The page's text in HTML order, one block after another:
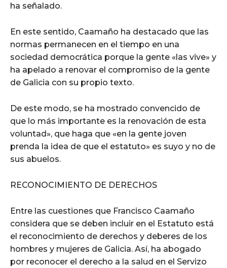
ha señalado.
En este sentido, Caamaño ha destacado que las
normas permanecen en el tiempo en una
sociedad democrática porque la gente «las vive» y
ha apelado a renovar el compromiso de la gente
de Galicia con su propio texto.
De este modo, se ha mostrado convencido de
que lo más importante es la renovación de esta
voluntad», que haga que «en la gente joven
prenda la idea de que el estatuto» es suyo y no de
sus abuelos.
RECONOCIMIENTO DE DERECHOS
Entre las cuestiones que Francisco Caamaño
considera que se deben incluir en el Estatuto está
el reconocimiento de derechos y deberes de los
hombres y mujeres de Galicia. Así, ha abogado
por reconocer el derecho a la salud en el Servizo